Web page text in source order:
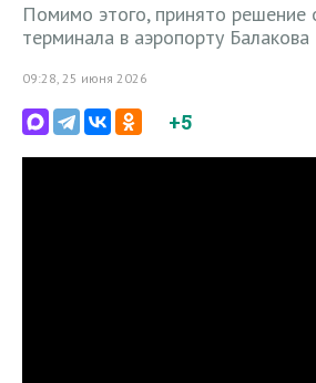
Помимо этого, принято решение
терминала в аэропорту Балакова
09:28, 25 июня 2026
+5